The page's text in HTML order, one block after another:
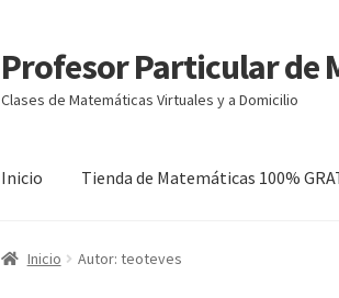
Ir
a
la
Ir
al
contenido
Profesor Particular de
Clases de Matemáticas Virtuales y a Domicilio
Inicio Tienda de Matemáticas 100%
Inicio Autor: teoteves